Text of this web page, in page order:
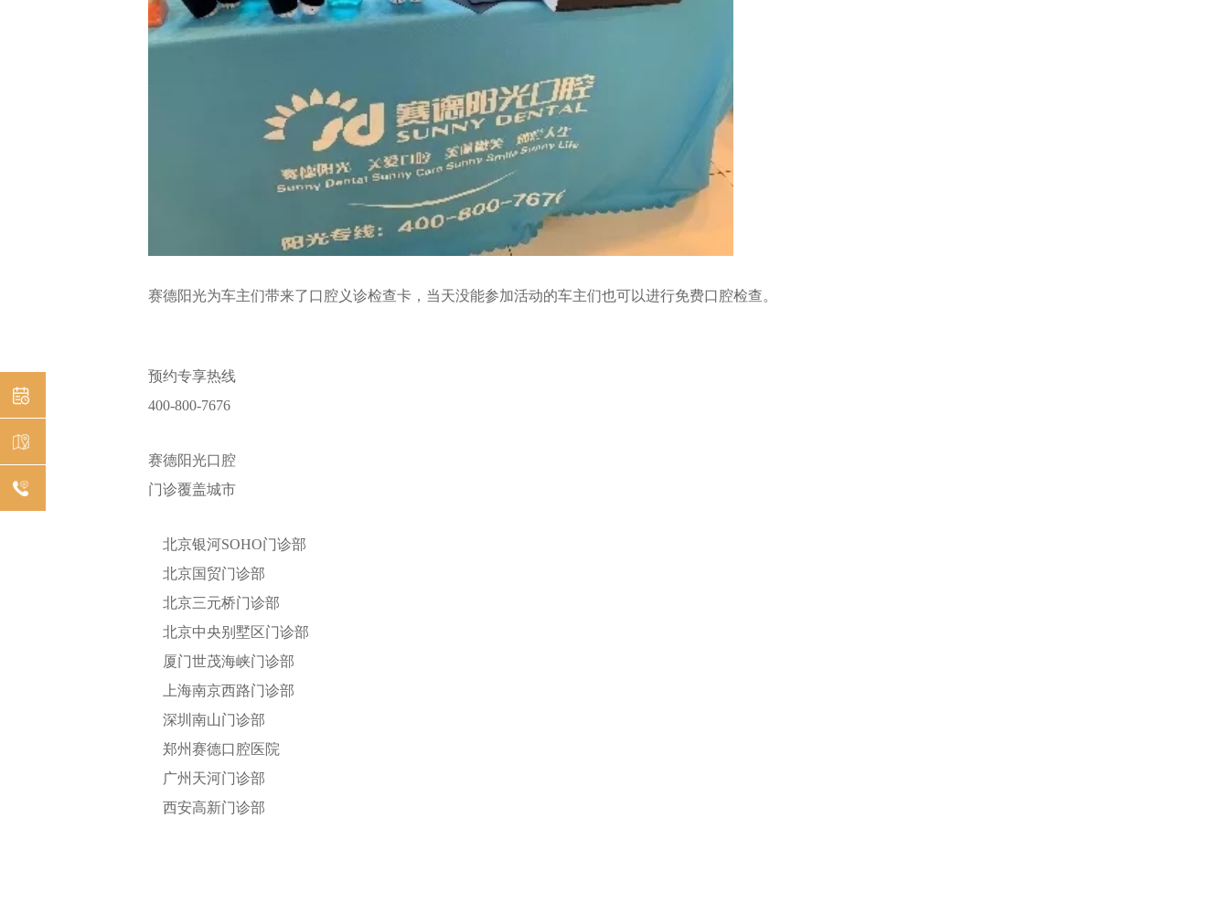
预约
挂号
机构
赛德阳光为车主们带来了口腔义诊检查卡，当天没能参加活动的车主们也可以进行免费口腔检查。
预约专享热线
400-800-7676
赛德阳光口腔
门诊覆盖城市
北京银河SOHO门诊部
北京国贸门诊部
北京三元桥门诊部
北京中央别墅区门诊部
厦门世茂海峡门诊部
上海南京西路门诊部
深圳南山门诊部
郑州赛德口腔医院
广州天河门诊部
西安高新门诊部